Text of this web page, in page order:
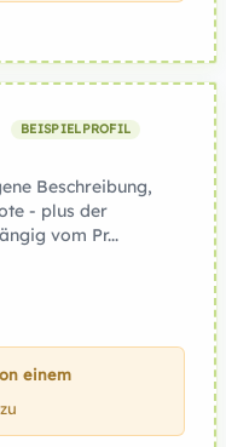
BEISPIELPROFIL
Beschreibung,
- plus der
vom Pr...
einem